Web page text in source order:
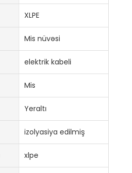
XLPE
Mis nüvəsi
elektrik kabeli
Mis
Yeraltı
izolyasiya edilmiş
xlpe